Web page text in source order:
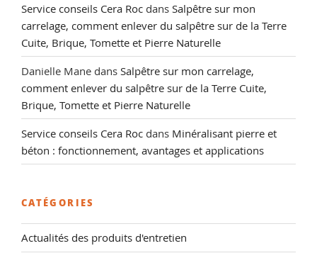
Service conseils Cera Roc dans Salpêtre sur mon
carrelage, comment enlever du salpêtre sur de la Terre
Cuite, Brique, Tomette et Pierre Naturelle
Danielle Mane dans Salpêtre sur mon carrelage,
comment enlever du salpêtre sur de la Terre Cuite,
Brique, Tomette et Pierre Naturelle
Service conseils Cera Roc dans Minéralisant pierre et
béton : fonctionnement, avantages et applications
CATÉGORIES
Actualités des produits d'entretien